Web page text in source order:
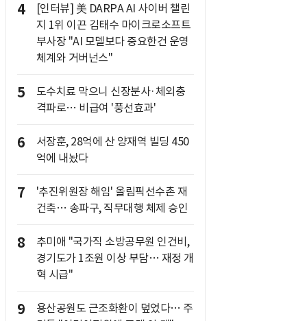
4
[인터뷰] 美 DARPA AI 사이버 챌린
지 1위 이끈 김태수 마이크로소프트
부사장 "AI 모델보다 중요한건 운영
체계와 거버넌스"
5
도수치료 막으니 신장분사·체외충
격파로… 비급여 '풍선효과'
6
서장훈, 28억에 산 양재역 빌딩 450
억에 내놨다
7
'추진위원장 해임' 올림픽선수촌 재
건축… 송파구, 직무대행 체제 승인
8
추미애 "국가직 소방공무원 인건비,
경기도가 1조원 이상 부담… 재정 개
혁 시급"
9
용산공원도 근조화환이 덮었다… 주